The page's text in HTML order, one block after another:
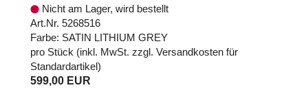
Nicht am Lager, wird bestellt
Art.Nr. 5268516
Farbe: SATIN LITHIUM GREY
pro Stück (inkl. MwSt. zzgl. Versandkosten für
Standardartikel)
599,00 EUR